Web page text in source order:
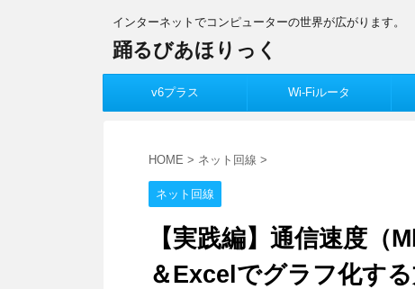
インターネットでコンピューターの世界が広がります。
踊るびあほりっく
v6プラス Wi-Fiルータ
HOME > ネット回線 >
ネット回線
【実践編】通信速度（
＆Excelでグラフ化す